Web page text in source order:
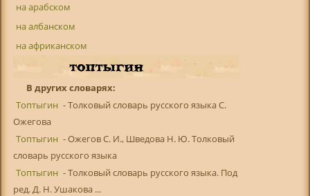
на арабском
на албанском
на африканском
В других словарях:
Топтыгин - Толковый словарь русского языка С.
Ожегова
Топтыгин - Ожегов С. И., Шведова Н. Ю. Толковый
словарь русского языка
Топтыгин - Толковый словарь русского языка. Под
ред. Д. Н. Ушакова ...